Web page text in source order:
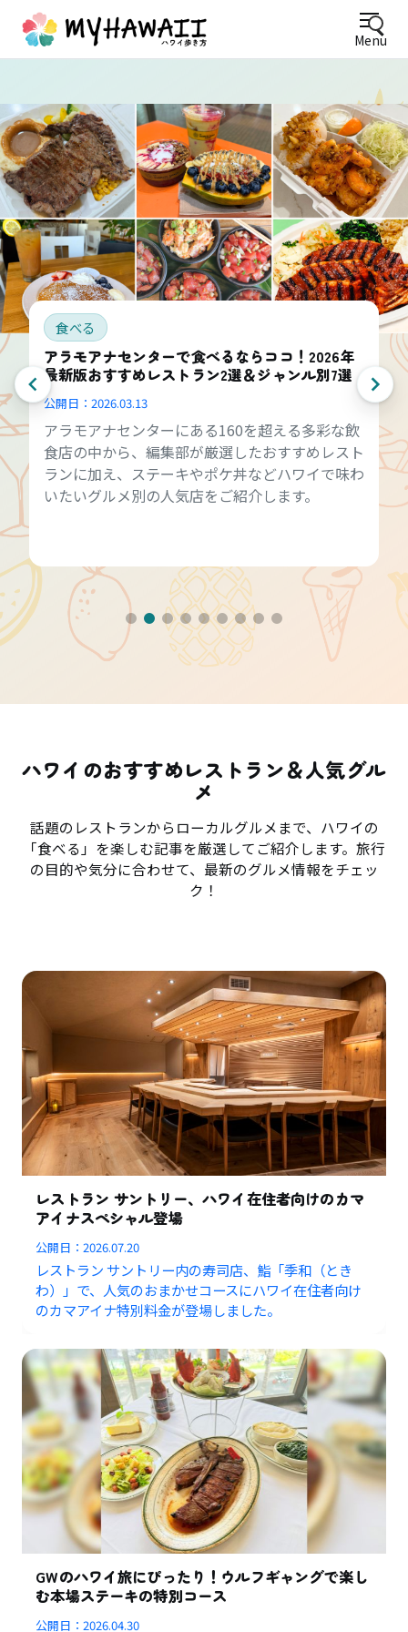
Menu
食べる
アラモアナセンターで食べるならココ！2026年
最新版おすすめレストラン2選＆ジャンル別7選
公開日： 2026.03.13
アラモアナセンターにある160を超える多彩な飲
食店の中から、編集部が厳選したおすすめレスト
ランに加え、ステーキやポケ丼などハワイで味わ
いたいグルメ別の人気店をご紹介します。
ハワイのおすすめレストラン＆人気グル
メ
話題のレストランからローカルグルメまで、ハワイの
「食べる」を楽しむ記事を厳選してご紹介します。旅行
の目的や気分に合わせて、最新のグルメ情報をチェッ
ク！
レストラン サントリー、ハワイ在住者向けのカマ
アイナスペシャル登場
公開日：2026.07.20
レストラン サントリー内の寿司店、鮨「季和（とき
わ）」で、人気のおまかせコースにハワイ在住者向け
のカマアイナ特別料金が登場しました。
GWのハワイ旅にぴったり！ウルフギャングで楽し
む本場ステーキの特別コース
公開日：2026.04.30